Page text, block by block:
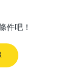
件吧！